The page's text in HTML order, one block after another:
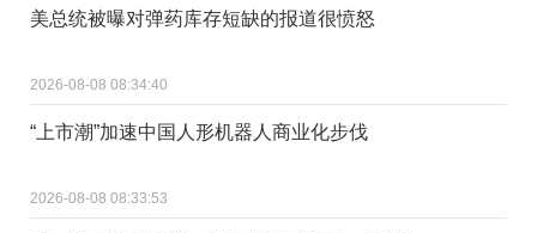
美总统被曝对弹药库存短缺的报道很愤怒
2026-08-08 08:34:40
“上市潮”加速中国人形机器人商业化步伐
2026-08-08 08:33:53